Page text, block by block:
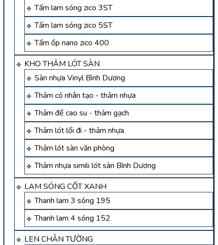
Tấm lam sóng zico 3ST
Tấm lam sóng zico 5ST
Tấm ốp nano zico 400
KHO THẢM LÓT SÀN
Sàn nhựa Vinyl Bình Dương
Thảm cỏ nhân tạo - thảm nhựa
Thảm đế cao su - thảm gạch
Thảm lót lối đi - thảm nhựa
Thảm lót sàn văn phòng
Thảm nhựa simili lót sàn Bình Dương
LAM SÓNG CỐT XANH
Thanh lam 3 sóng 195
Thanh lam 4 sóng 152
LEN CHÂN TƯỜNG